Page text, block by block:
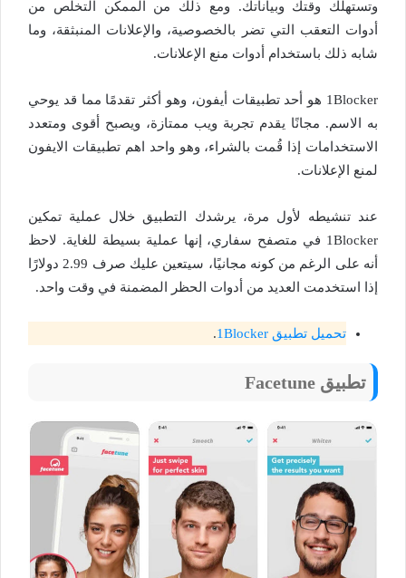
وتستهلك وقتك وبياناتك. ومع ذلك من الممكن التخلص من
أدوات التعقب التي تضر بالخصوصية، والإعلانات المنبثقة، وما
شابه ذلك باستخدام أدوات منع الإعلانات.
1Blocker هو أحد تطبيقات أيفون، وهو أكثر تقدمًا مما قد يوحي
به الاسم. مجانًا يقدم تجربة ويب ممتازة، ويصبح أقوى ومتعدد
الاستخدامات إذا قُمت بالشراء، وهو واحد اهم تطبيقات الايفون
لمنع الإعلانات.
عند تنشيطه لأول مرة، يرشدك التطبيق خلال عملية تمكين
1Blocker في متصفح سفاري، إنها عملية بسيطة للغاية. لاحظ
أنه على الرغم من كونه مجانيًا، سيتعين عليك صرف 2.99 دولارًا
إذا استخدمت العديد من أدوات الحظر المضمنة في وقت واحد.
تحميل تطبيق 1Blocker .
تطبيق Facetune